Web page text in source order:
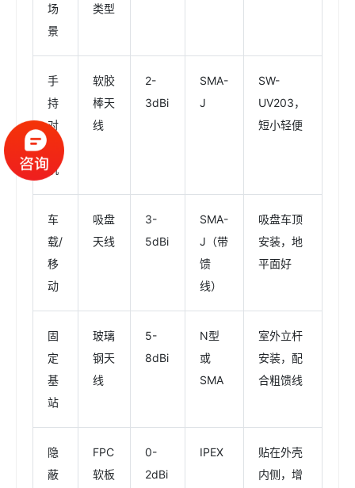
场
景
类型
手
持
对
机
软胶
棒天
线
2-
3dBi
SMA-
J
SW-
UV203，
短小轻便
车
载/
移
动
吸盘
天线
3-
5dBi
SMA-
J（带
馈
线）
吸盘车顶
安装，地
平面好
固
定
基
站
玻璃
钢天
线
5-
8dBi
N型
或
SMA
室外立杆
安装，配
合粗馈线
隐
蔽
FPC
软板
0-
2dBi
IPEX
贴在外壳
内侧，增